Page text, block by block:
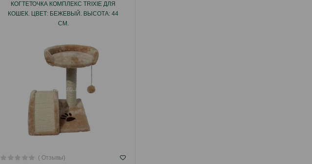
КОГТЕТОЧКА КОМПЛЕКС TRIXIE ДЛЯ
КОШЕК. ЦВЕТ: БЕЖЕВЫЙ. ВЫСОТА: 44
СМ.
( Отзывы)